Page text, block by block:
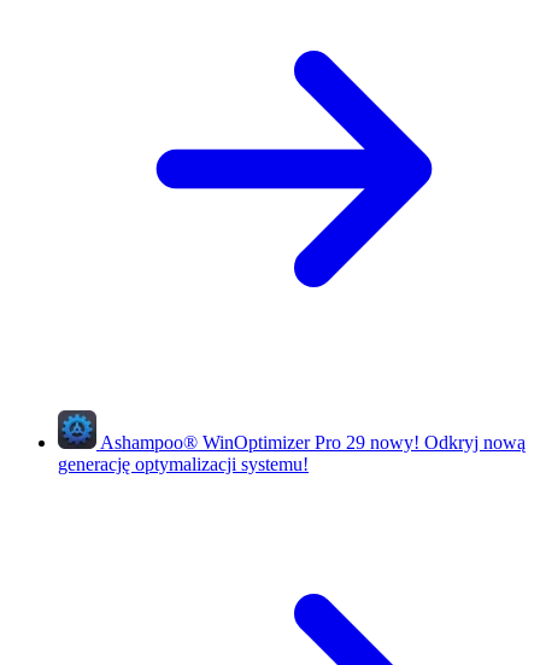
Ashampoo® WinOptimizer Pro 29 nowy! Odkryj nową
generację optymalizacji systemu!